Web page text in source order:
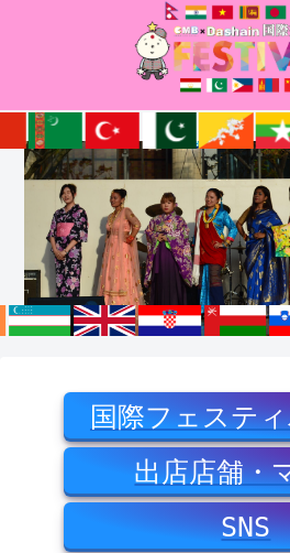
国際フェステ
出店店舗・
SNS